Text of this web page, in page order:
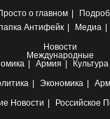
о главном
Антифейк Медиа
Новости
Международные
Армия Культура
Экономика
Новости Российское